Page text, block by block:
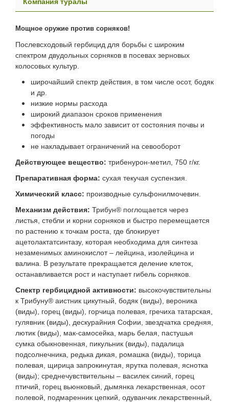
Мощное оружие против сорняков!
Послевсходовый гербицид для борьбы с широким
спектром двудольных сорняков в посевах зерновых
колосовых культур.
широчайший спектр действия, в том числе осот, бодяк
и др.
низкие нормы расхода
широкий диапазон сроков применения
эффективность мало зависит от состояния почвы и
погоды
не накладывает ограничений на севооборот
Действующее вещество: трибенурон-метил, 750 г/кг.
Препаративная форма: сухая текучая суспензия.
Химический класс: производные сульфонилмочевин.
Механизм действия: Трибун® поглощается через
листья, стебли и корни сорняков и быстро перемещается
по растению к точкам роста, где блокирует
ацетолактатсинтазу, которая необходима для синтеза
незаменимых аминокислот – лейцина, изолейцина и
валина. В результате прекращается деление клеток,
останавливается рост и наступает гибель сорняков.
Спектр гербицидной активности: высокочувствительны
к Трибуну® аистник цикутный, бодяк (виды), вероника
(виды), горец (виды), горчица полевая, гречиха татарская,
гулявник (виды), дескурайния Софии, звездчатка средняя,
лютик (виды), мак-самосейка, марь белая, пастушья
сумка обыкновенная, пикульник (виды), падалица
подсолнечника, редька дикая, ромашка (виды), торица
полевая, щирица запрокинутая, ярутка полевая, яснотка
(виды); среднечувствительны – василек синий, горец
птичий, горец вьюнковый, дымянка лекарственная, осот
полевой, подмаренник цепкий, одуванчик лекарственный,